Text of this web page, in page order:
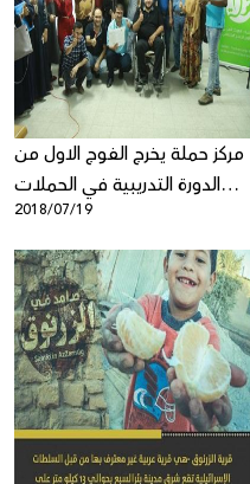
مركز حملة يخرج الفوج الاول من
الدورة التدريبية في الحملات
والتسويق الرقمي لمؤسسات
المجتمع المدني في غزة
2018/07/19